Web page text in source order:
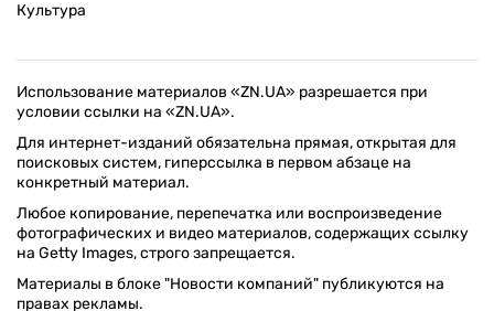
Культура
Использование материалов «ZN.UA» разрешается при
условии ссылки на «ZN.UA».
Для интернет-изданий обязательна прямая, открытая для
поисковых систем, гиперссылка в первом абзаце на
конкретный материал.
Любое копирование, перепечатка или воспроизведение
фотографических и видео материалов, содержащих ссылку
на Getty Images, строго запрещается.
Материалы в блоке "Новости компаний" публикуются на
правах рекламы.